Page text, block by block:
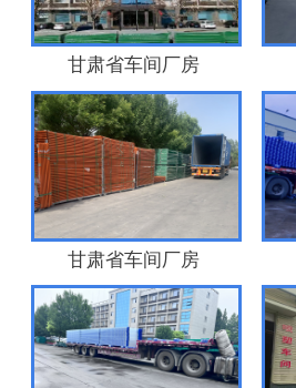
甘肃省车间厂房
甘肃省车间厂房